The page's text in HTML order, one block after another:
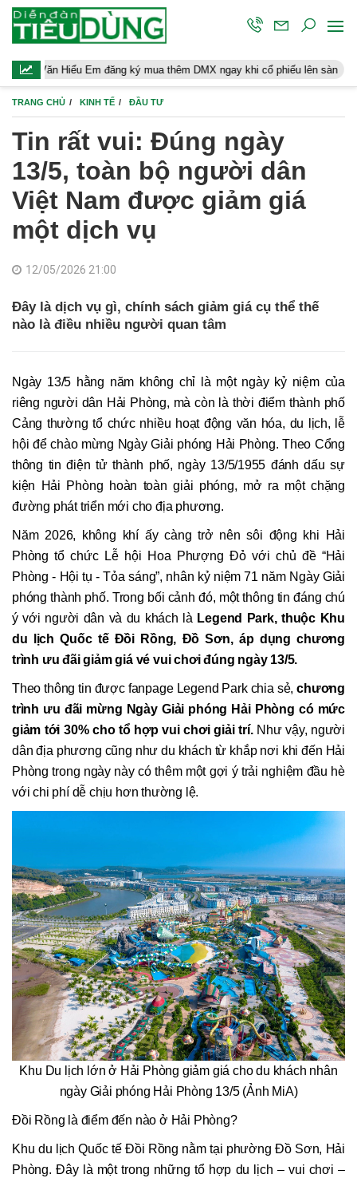
Em đăng ký mua thêm DMX ngay khi cổ phiếu lên sàn Người
TRANG CHỦ KINH TẾ ĐẦU TƯ
Tin rất vui: Đúng ngày
13/5, toàn bộ người dân
Việt Nam được giảm giá
một dịch vụ
12/05/2026 21:00
Đây là dịch vụ gì, chính sách giảm giá cụ thể thế
nào là điều nhiều người quan tâm
Ngày 13/5 hằng năm không chỉ là một ngày kỷ niệm của
riêng người dân Hải Phòng, mà còn là thời điểm thành phố
Cảng thường tổ chức nhiều hoạt động văn hóa, du lịch, lễ
hội để chào mừng Ngày Giải phóng Hải Phòng. Theo Cổng
thông tin điện tử thành phố, ngày 13/5/1955 đánh dấu sự
kiện Hải Phòng hoàn toàn giải phóng, mở ra một chặng
đường phát triển mới cho địa phương.
Năm 2026, không khí ấy càng trở nên sôi động khi Hải
Phòng tổ chức Lễ hội Hoa Phượng Đỏ với chủ đề “Hải
Phòng - Hội tụ - Tỏa sáng”, nhân kỷ niệm 71 năm Ngày Giải
phóng thành phố. Trong bối cảnh đó, một thông tin đáng chú
ý với người dân và du khách là Legend Park, thuộc Khu
du lịch Quốc tế Đồi Rồng, Đồ Sơn, áp dụng chương
trình ưu đãi giảm giá vé vui chơi đúng ngày 13/5.
Theo thông tin được fanpage Legend Park chia sẻ,chương
trình ưu đãi mừng Ngày Giải phóng Hải Phòng có mức
giảm tới 30% cho tổ hợp vui chơi giải trí.Như vậy, người
dân địa phương cũng như du khách từ khắp nơi khi đến Hải
Phòng trong ngày này có thêm một gợi ý trải nghiệm đầu hè
với chi phí dễ chịu hơn thường lệ.
Khu Du lịch lớn ở Hải Phòng giảm giá cho du khách nhân
ngày Giải phóng Hải Phòng 13/5 (Ảnh MiA)
Đồi Rồng là điểm đến nào ở Hải Phòng?
Khu du lịch Quốc tế Đồi Rồng nằm tại phường Đồ Sơn, Hải
Phòng. Đây là một trong những tổ hợp du lịch – vui chơi –